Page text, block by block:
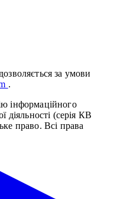
за умови
.
інформаційного
діяльності (серія КВ
право. Всі права